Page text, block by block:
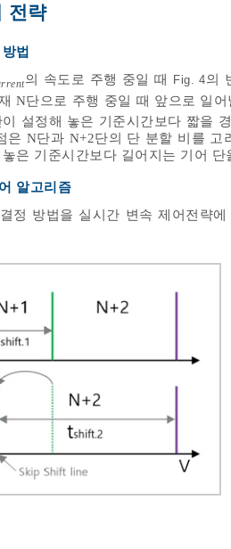
전략
법
의 속도로 주행 중일 때 Fig. 4의
N단으로 주행 중일 때 앞으로 일
설정해 놓은 기준시간보다 짧을
은 N단과 N+2단의 단 분할 비를
은 기준시간보다 길어지는 기어
알고리즘
정 방법을 실시간 변속 제어전략